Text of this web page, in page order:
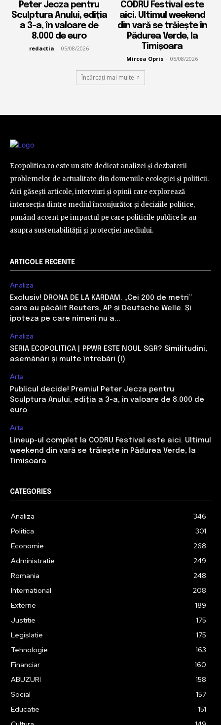
Peter Jecza pentru
Sculptura Anului, ediția
a 3-a, în valoare de
8.000 de euro
redactia - 05/08/2026
CODRU Festival este
aici. Ultimul weekend
din vară se trăiește în
Pădurea Verde, la
Timișoara
Mircea Opris - 05/08/2026
Încărcați mai multe
Ecopolitica.ro este un site dedicat analizei și dezbaterii
problemelor de actualitate din domeniile ecologiei și politicii.
Aici găsești articole, interviuri și opinii care explorează
intersecția dintre mediul înconjurător și deciziile politice,
punând accent pe impactul pe care politicile publice le au
asupra sustenabilității și protecției mediului.
ARTICOLE RECENTE
Analiza
Exclusiv! DRONA DE LA KARDAM. „Cei 200 de metri”
care au păcălit Reuters, AP și Deutsche Welle. Și
ipoteza pe care nimeni nu a...
Analiza
SERIA ECOPOLITICA | PPWR ESTE NOUL SGR? Similitudini,
asemănări și multe întrebări (I)
Arta
Publicul decide! Premiul Peter Jecza pentru
Sculptura Anului, ediția a 3-a, în valoare de 8.000 de
euro
Arta
Lineup-ul complet la CODRU Festival este aici. Ultimul
weekend din vară se trăiește în Pădurea Verde, la
Timișoara
CATEGORIES
Analiza
346
Politica
301
Economie
268
Administratie
249
Romania
248
International
208
Externe
189
Justitie
175
Legislatie
175
Tehnologie
163
Financiar
160
ABUZURI
158
Social
157
Educatie
151